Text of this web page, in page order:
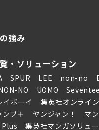
強み
・ソリューション
SPUR LEE non-no
NO
UOMO
イボーイ
集英社オンライン
プ＋
ヤンジャン！ マ
Plus
集英社マンガソリュ